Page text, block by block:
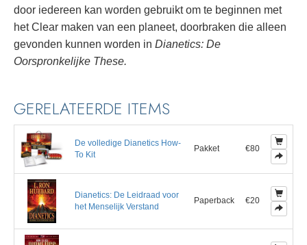
door iedereen kan worden gebruikt om te beginnen met
het Clear maken van een planeet, doorbraken die alleen
gevonden kunnen worden in Dianetics: De
Oorspronkelijke These.
GERELATEERDE ITEMS
De volledige Dianetics How-
To Kit
Pakket €80
Dianetics: De Leidraad voor
het Menselijk Verstand
Paperback €20